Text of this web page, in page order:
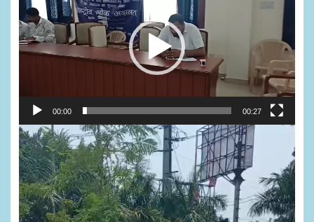
00:00 00:27
Video
Player